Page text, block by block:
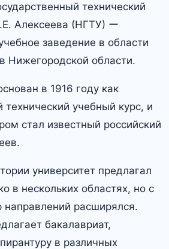
технический
Алексеева (НГТУ) ー
заведение в области
Нижегородской области.​
в 1916 году как
учебный курс, и
стал известный российский
университет предлагал
в нескольких областях, но с
направлений расширялся.​
бакалавриат,
в различных